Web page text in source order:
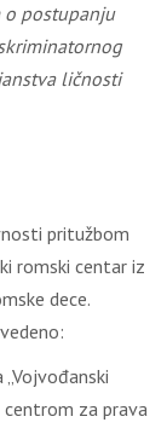
o postupanju
ličnosti
pritužbom
romski centar iz
dece.
centrom za prava